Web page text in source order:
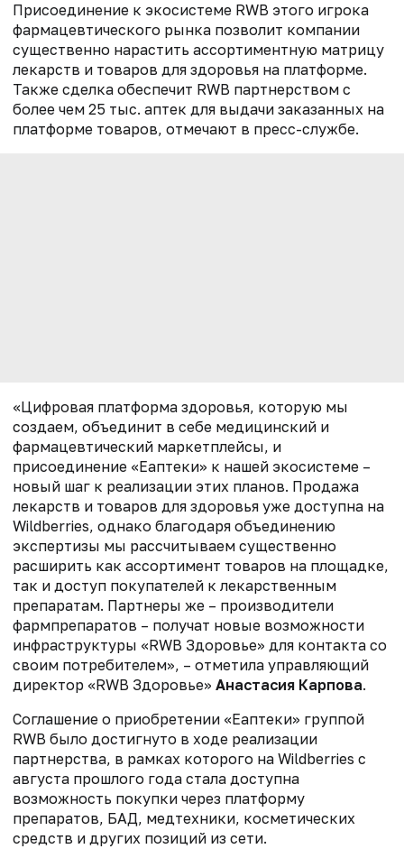
Присоединение к экосистеме RWB этого игрока
фармацевтического рынка позволит компании
существенно нарастить ассортиментную матрицу
лекарств и товаров для здоровья на платформе.
Также сделка обеспечит RWB партнерством с
более чем 25 тыс. аптек для выдачи заказанных на
платформе товаров, отмечают в пресс-службе.
«Цифровая платформа здоровья, которую мы
создаем, объединит в себе медицинский и
фармацевтический маркетплейсы, и
присоединение «Еаптеки» к нашей экосистеме –
новый шаг к реализации этих планов. Продажа
лекарств и товаров для здоровья уже доступна на
Wildberries, однако благодаря объединению
экспертизы мы рассчитываем существенно
расширить как ассортимент товаров на площадке,
так и доступ покупателей к лекарственным
препаратам. Партнеры же – производители
фармпрепаратов – получат новые возможности
инфраструктуры «RWB Здоровье» для контакта со
своим потребителем», – отметила управляющий
директор «RWB Здоровье» Анастасия Карпова.
Соглашение о приобретении «Еаптеки» группой
RWB было достигнуто в ходе реализации
партнерства, в рамках которого на Wildberries с
августа прошлого года стала доступна
возможность покупки через платформу
препаратов, БАД, медтехники, косметических
средств и других позиций из сети.